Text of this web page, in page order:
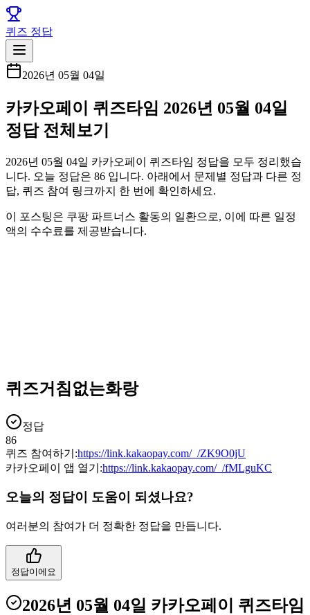
퀴즈 정답
2026년 05월 04일
카카오페이 퀴즈타임 2026년 05월 04일
정답 전체보기
2026년 05월 04일 카카오페이 퀴즈타임 정답을 모두 정리했습
니다. 오늘 정답은 86 입니다. 아래에서 문제별 정답과 다른 정
답, 퀴즈 참여 링크까지 한 번에 확인하세요.
이 포스팅은 쿠팡 파트너스 활동의 일환으로, 이에 따른 일정
액의 수수료를 제공받습니다.
퀴즈거침없는화랑
정답
86
퀴즈 참여하기:https://link.kakaopay.com/_/ZK9O0jU
카카오페이 앱 열기:https://link.kakaopay.com/_/fMLguKC
오늘의 정답이 도움이 되셨나요?
여러분의 참여가 더 정확한 정답을 만듭니다.
정답이에요
2026년 05월 04일 카카오페이 퀴즈타임